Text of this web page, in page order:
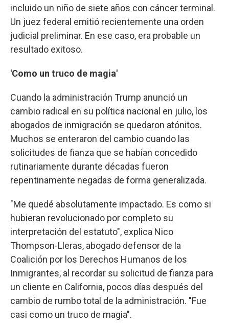
incluido un niño de siete años con cáncer terminal.
Un juez federal emitió recientemente una orden
judicial preliminar. En ese caso, era probable un
resultado exitoso.
'Como un truco de magia'
Cuando la administración Trump anunció un
cambio radical en su política nacional en julio, los
abogados de inmigración se quedaron atónitos.
Muchos se enteraron del cambio cuando las
solicitudes de fianza que se habían concedido
rutinariamente durante décadas fueron
repentinamente negadas de forma generalizada.
"Me quedé absolutamente impactado. Es como si
hubieran revolucionado por completo su
interpretación del estatuto", explica Nico
Thompson-Lleras, abogado defensor de la
Coalición por los Derechos Humanos de los
Inmigrantes, al recordar su solicitud de fianza para
un cliente en California, pocos días después del
cambio de rumbo total de la administración. "Fue
casi como un truco de magia".